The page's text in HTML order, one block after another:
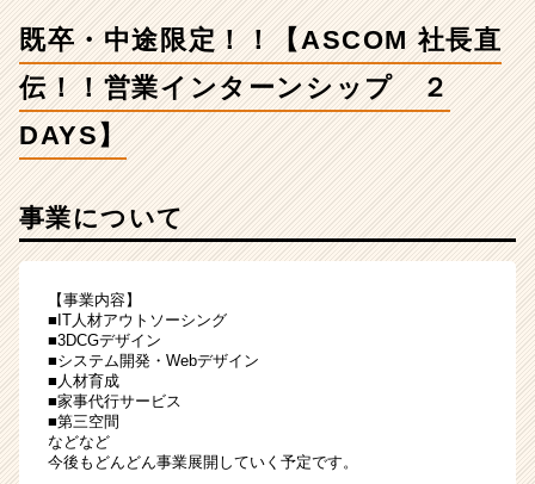
ッ
プ
２
ャ
長
業
カ
既卒・中途限定！！【ASCOM 社長直
伝！！営業インターンシップ ２
DAYS】
事業について
【事業内容】
■IT人材アウトソーシング
■3DCGデザイン
■システム開発・Webデザイン
■人材育成
■家事代行サービス
■第三空間
などなど
今後もどんどん事業展開していく予定です。